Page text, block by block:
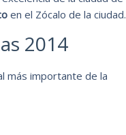
en el Zócalo de la ciudad.
2014
más importante de la